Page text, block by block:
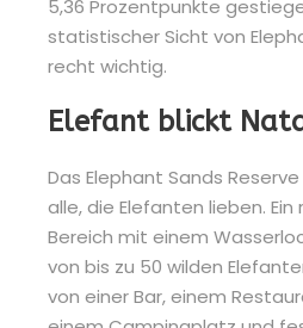
5,36 Prozentpunkte
statistischer Sicht von
recht wichtig.
Elefant blickt
Das Elephant Sands
alle, die Elefanten lieben.
Bereich mit einem
von bis zu 50 wilden
von einer Bar, einem